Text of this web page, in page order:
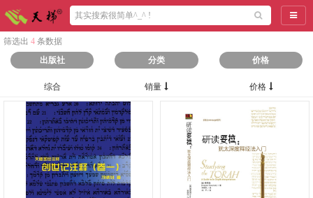
导航
筛选出 4 条数据
出版社
分类 价格
综合 销量 价格